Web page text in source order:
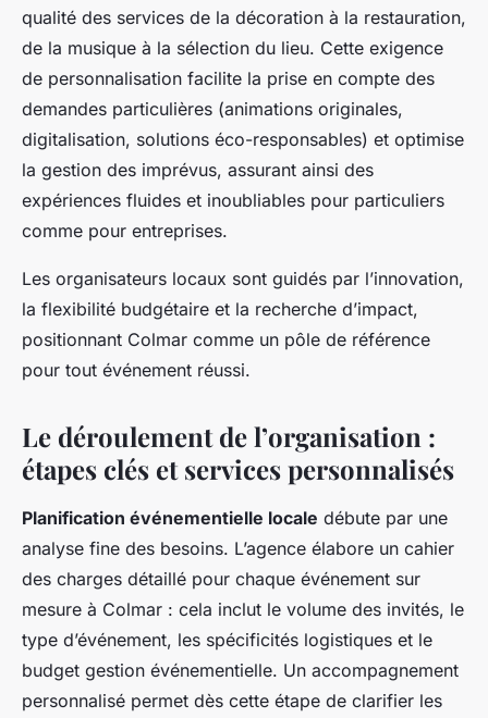
qualité des services de la décoration à la restauration,
de la musique à la sélection du lieu. Cette exigence
de personnalisation facilite la prise en compte des
demandes particulières (animations originales,
digitalisation, solutions éco-responsables) et optimise
la gestion des imprévus, assurant ainsi des
expériences fluides et inoubliables pour particuliers
comme pour entreprises.
Les organisateurs locaux sont guidés par l’innovation,
la flexibilité budgétaire et la recherche d’impact,
positionnant Colmar comme un pôle de référence
pour tout événement réussi.
Le déroulement de l’organisation :
étapes clés et services personnalisés
Planification événementielle locale débute par une
analyse fine des besoins. L’agence élabore un cahier
des charges détaillé pour chaque événement sur
mesure à Colmar : cela inclut le volume des invités, le
type d’événement, les spécificités logistiques et le
budget gestion événementielle. Un accompagnement
personnalisé permet dès cette étape de clarifier les